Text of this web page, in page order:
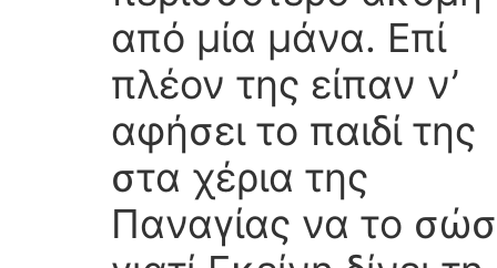
από μία μάνα. Επί
πλέον της είπαν ν’
αφήσει το παιδί της
στα χέρια της
Παναγίας να το